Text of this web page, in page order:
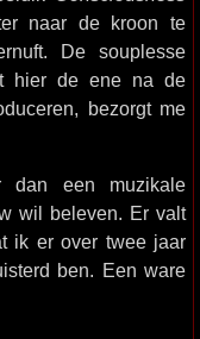
naar de kroon te
De souplesse
hier de ene na de
bezorgt me
dan een muzikale
wil beleven. Er valt
ik er over twee jaar
ben. Een ware